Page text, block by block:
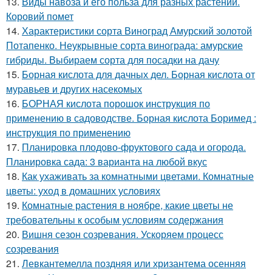
Коровий помет
14. Характеристики сорта Виноград Амурский золотой
Потапенко. Неукрывные сорта винограда: амурские
гибриды. Выбираем сорта для посадки на дачу
15. Борная кислота для дачных дел. Борная кислота от
муравьев и других насекомых
16. БОРНАЯ кислота порошок инструкция по
применению в садоводстве. Борная кислота Боримед :
инструкция по применению
17. Планировка плодово-фруктового сада и огорода.
Планировка сада: 3 варианта на любой вкус
18. Как ухаживать за комнатными цветами. Комнатные
цветы: уход в домашних условиях
19. Комнатные растения в ноябре, какие цветы не
требовательны к особым условиям содержания
20. Вишня сезон созревания. Ускоряем процесс
созревания
21. Левкантемелла поздняя или хризантема осенняя